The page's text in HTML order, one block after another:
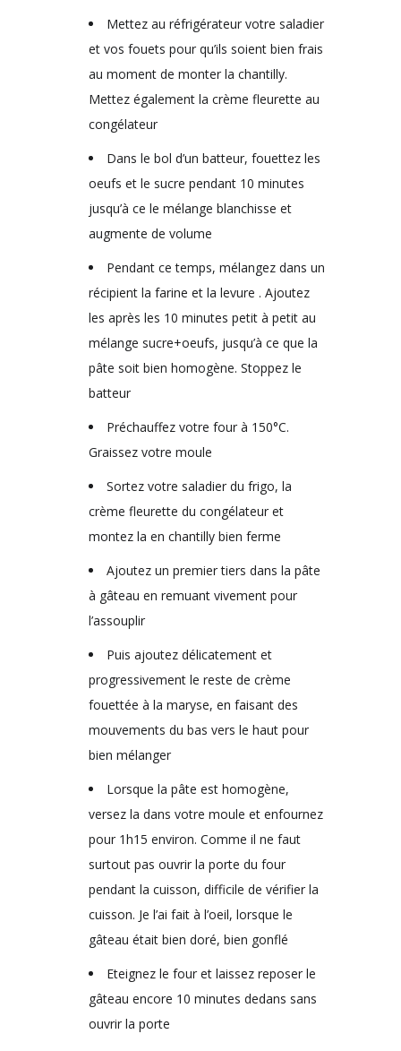
Mettez au réfrigérateur votre saladier
et vos fouets pour qu’ils soient bien frais
au moment de monter la chantilly.
Mettez également la crème fleurette au
congélateur
Dans le bol d’un batteur, fouettez les
oeufs et le sucre pendant 10 minutes
jusqu’à ce le mélange blanchisse et
augmente de volume
Pendant ce temps, mélangez dans un
récipient la farine et la levure . Ajoutez
les après les 10 minutes petit à petit au
mélange sucre+oeufs, jusqu’à ce que la
pâte soit bien homogène. Stoppez le
batteur
Préchauffez votre four à 150°C.
Graissez votre moule
Sortez votre saladier du frigo, la
crème fleurette du congélateur et
montez la en chantilly bien ferme
Ajoutez un premier tiers dans la pâte
à gâteau en remuant vivement pour
l’assouplir
Puis ajoutez délicatement et
progressivement le reste de crème
fouettée à la maryse, en faisant des
mouvements du bas vers le haut pour
bien mélanger
Lorsque la pâte est homogène,
versez la dans votre moule et enfournez
pour 1h15 environ. Comme il ne faut
surtout pas ouvrir la porte du four
pendant la cuisson, difficile de vérifier la
cuisson. Je l’ai fait à l’oeil, lorsque le
gâteau était bien doré, bien gonflé
Eteignez le four et laissez reposer le
gâteau encore 10 minutes dedans sans
ouvrir la porte